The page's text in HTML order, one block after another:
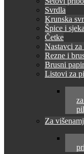
Svrdla
Krunska
Špice i
Četke
Nastavci za
Rezne i
Brusni
Listovi za
Za